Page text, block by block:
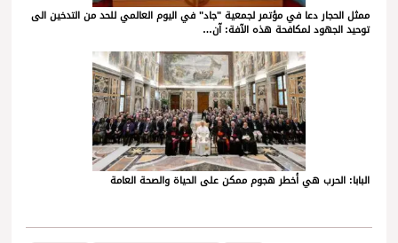
ممثل الحجار دعا في مؤتمر لجمعية "جاد" في اليوم العالمي للحد من التدخين الى
توحيد الجهود لمكافحة هذه الآفة: آن…
البابا: الحرب هي أخطر هجوم ممكن على الحياة والصحة العامة